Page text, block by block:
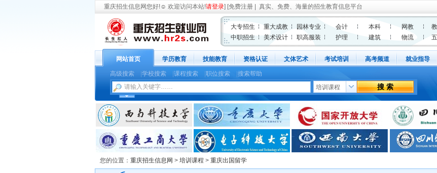
重庆招生信息网您好!☺ 欢迎访问本站!请登录] [免费注册 | 真实、免费、海量的招生教育信息平台
大专招生 重大成教 园林专业 会计 本科 网教
中职招生
美术设计 职高服装 护理 建筑 物流
网站首页 学历教育 技能教育 资格认证 文体艺术 考试培训 高考频道 就业指导
高级搜索 学校搜索 课程搜索 职位搜索 搜索帮助
您的位置： 重庆招生信息网 > 培训课程 > 重庆出国留学